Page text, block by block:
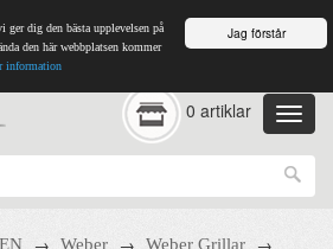
Jag förstår
dig den bästa upplevelsen på
den här webbplatsen kommer
information
0 artiklar
→ Weber → Weber Grillar →